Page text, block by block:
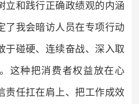
立和践行正确政绩观的内涵
了我会暗访人员在专项行动
于碰硬、连续奋战、深入取
这种把消费者权益放在心
责任扛在肩上、把工作成效